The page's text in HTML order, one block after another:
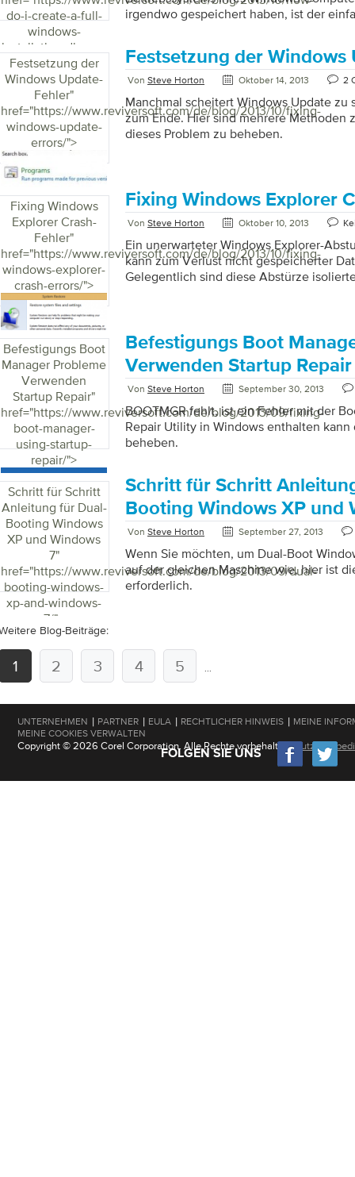
do-i-create-a-full-
windows-
installation-disc-or-
thumbdrive/">
irgendwo gespeichert haben, ist der
Hersteller oder einem anderen Händler
verkauft, zu bestellen, da diese die CD
dir. Dies bedeutet jedoch nicht, dass Sie
(eine ISO-Datei ist ein vollständiges Bild
Software, das international für die
Version der […]
Festsetzung der
Windows Update-
Fehler"
href="https://www.reviversoft.com/de/blog/2013/10/fixing-
windows-update-
errors/">
Festsetzung der Windows
Von Steve Horton Oktober 14, 2013 2
Manchmal scheitert Windows Update zu
zum Ende. Hier sind mehrere Methoden
dieses Problem zu beheben.
Fixing Windows
Explorer Crash-
Fehler"
href="https://www.reviversoft.com/de/blog/2013/10/fixing-
windows-explorer-
crash-errors/">
Fixing Windows Explorer
Von Steve Horton Oktober 10, 2013
Ein unerwarteter Windows Explorer-
kann zum Verlust nicht gespeicherter
Gelegentlich sind diese Abstürze
solcher Fehler kann viele mögliche
müssen Sie möglicherweise ein Paar
zu beheben. Ihr erster Schritt sollte
Ihres Computers zu aktualisieren. Wenn
Sicherheitssoftware installiert haben,
sofort zu installieren. Der […]
Befestigungs Boot
Manager Probleme
Verwenden
Startup Repair"
href="https://www.reviversoft.com/de/blog/2013/09/fixing-
boot-manager-
using-startup-
repair/">
Befestigungs Boot
Verwenden Startup Repair
Von Steve Horton September 30, 2013
BOOTMGR fehlt, ist ein Fehler mit der
Repair Utility in Windows enthalten kann
beheben.
Schritt für Schritt
Anleitung für Dual-
Booting Windows
XP und Windows
7"
href="https://www.reviversoft.com/de/blog/2013/09/dual-
booting-windows-
xp-and-windows-
7/">
Schritt für Schritt
Booting Windows XP und
Von Steve Horton September 27, 2013
Wenn Sie möchten, um Dual-Boot
auf der gleichen Maschine wie, hier ist
erforderlich.
Blog-Beiträge:
1 2 3 4 5 ...
UNTERNEHMEN | PARTNER | EULA | RECHTLICHER HINWEIS | MEINE
MEINE COOKIES VERWALTEN
Copyright © 2026 Corel Corporation. Alle Rechte vorbehalten.
FOLGEN SIE UNS